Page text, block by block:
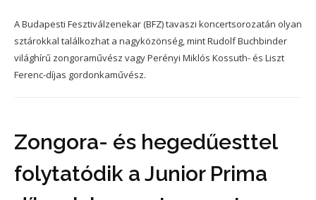
A Budapesti Fesztiválzenekar (BFZ) tavaszi koncertsorozatán olyan
sztárokkal találkozhat a nagyközönség, mint Rudolf Buchbinder
világhírű zongoraművész vagy Perényi Miklós Kossuth- és Liszt
Ferenc-díjas gordonkaművész.
Zongora- és hegedűesttel
folytatódik a Junior Prima